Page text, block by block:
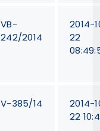
VB-
242/2014
2014-
22
V-385/14
2014-
22